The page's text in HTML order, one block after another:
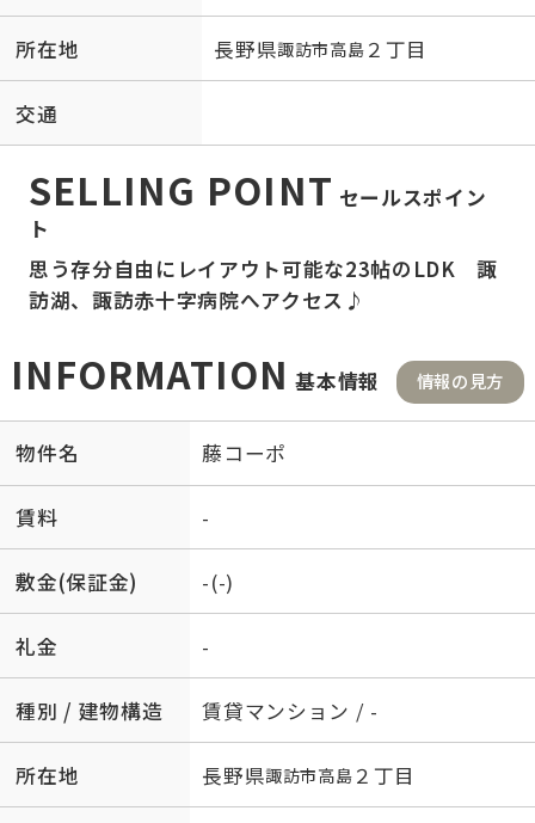
所在地 長野県諏訪市高島 ２丁目
交通
SELLING POINT セールスポイン
ト
思う存分自由にレイアウト可能な23帖のLDK 諏
訪湖、諏訪赤十字病院へアクセス♪
INFORMATION 基本情報 情報の見方
物件名 藤コーポ
賃料 -
敷金(保証金) -(-)
礼金 -
種別 / 建物構造 賃貸マンション / -
所在地 長野県諏訪市高島 ２丁目